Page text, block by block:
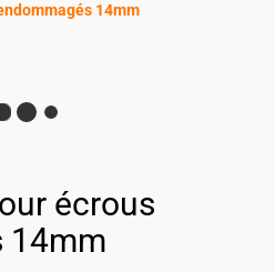
14mm
écrous
14mm